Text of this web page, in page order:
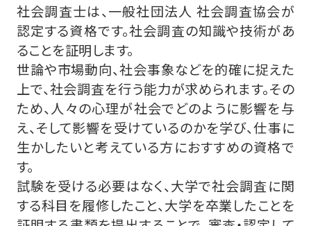
社会調査士は、一般社団法人 社会調査協会が
認定する資格です。社会調査の知識や技術があ
ることを証明します。
世論や市場動向、社会事象などを的確に捉えた
上で、社会調査を行う能力が求められます。その
ため、人々の心理が社会でどのように影響を与
え、そして影響を受けているのかを学び、仕事に
生かしたいと考えている方におすすめの資格で
す。
試験を受ける必要はなく、大学で社会調査に関
する科目を履修したこと、大学を卒業したことを